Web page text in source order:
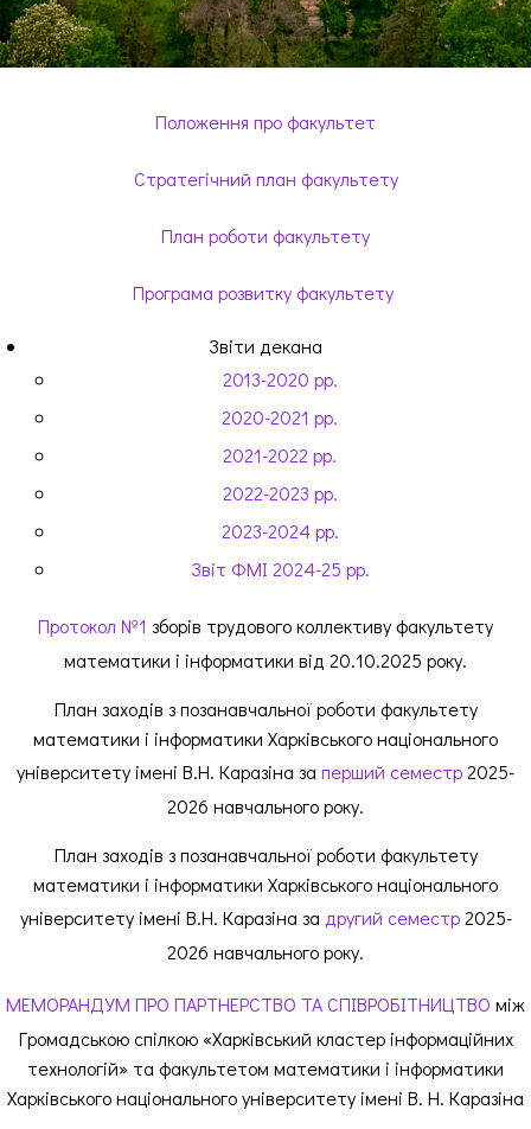
Положення про факультет
Стратегічний план факультету
План роботи факультету
Програма розвитку факультету
Звіти декана
2013-2020 рр.
2020-2021 рр.
2021-2022 рр.
2022-2023 рр.
2023-2024 рр.
Звіт ФМІ 2024-25 рр.
Протокол №1 зборів трудового коллективу факультету
математики і інформатики від 20.10.2025 pоку.
План заходів з позанавчальної роботи факультету
математики і інформатики Харківського національного
університету імені В.Н. Каразіна за перший семестр2025-
2026 навчального року.
План заходів з позанавчальної роботи факультету
математики і інформатики Харківського національного
університету імені В.Н. Каразіна за другий семестр2025-
2026 навчального року.
МЕМОРАНДУМ ПРО ПАРТНЕРСТВО ТА СПІВРОБІТНИЦТВО між
Громадською спілкою «Харківський кластер інформаційних
технологій» та факультетом математики і інформатики
Харківського національного університету імені В. Н. Каразіна